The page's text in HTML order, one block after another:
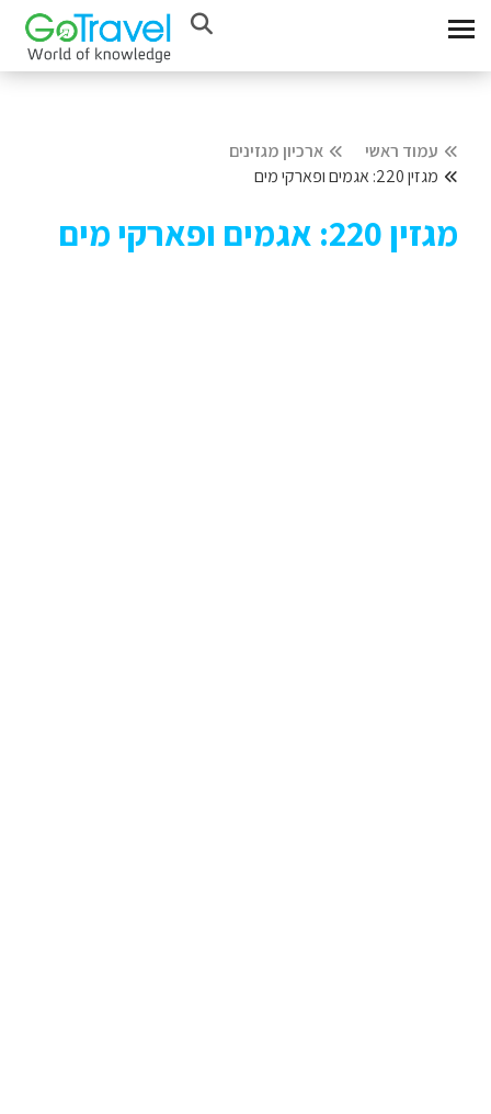
עמוד ראשי
ארכיון מגזינים
מגזין 220: אגמים ופארקי מים
מגזין 220: אגמים ופארקי מים